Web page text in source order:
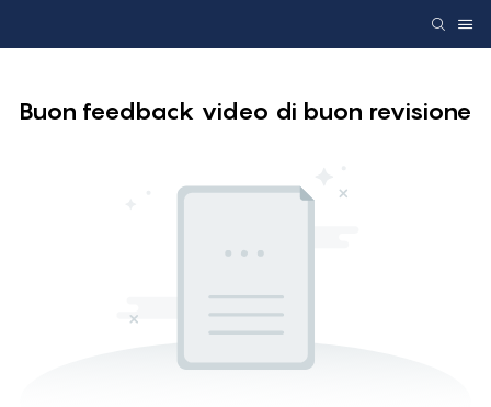
Buon feedback video di buon revisione